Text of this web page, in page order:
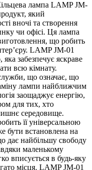
лампа LAMP JM-
який
вночі та створення
чи офісі. Ця лампа
що робить
LAMP JM-01
забезпечує яскраве
всю кімнату.
що означає, що
лампи найближчим
заощаджує енергію,
для тих, хто
середовище.
її універсальною
бути встановлена ​​на
дає найбільшу свободу
маленькому
вписується в будь-яку
місця. LAMP JM-01